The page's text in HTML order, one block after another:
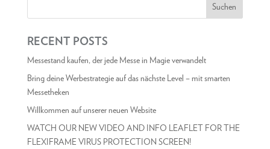
RECENT POSTS
Messestand kaufen, der jede Messe in Magie verwandelt
Bring deine Werbestrategie auf das nächste Level – mit smarten
Messetheken
Willkommen auf unserer neuen Website
WATCH OUR NEW VIDEO AND INFO LEAFLET FOR THE
FLEXIFRAME VIRUS PROTECTION SCREEN!